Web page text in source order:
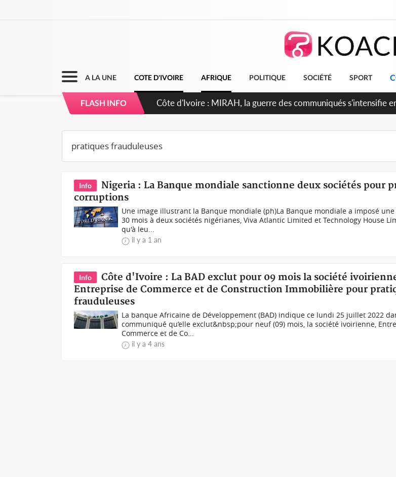
A LA UNE COTE D'IVOIRE AFRIQUE POLITIQUE SOCIÉTÉ SPORT
FLASH INFO
Côte d'Ivoire : MIRAH, la guerre des communiqués s'intensifie
Info
Nigeria : La Banque mondiale sanctionne deux sociétés pour
corruptions
Une image illustrant la Banque mondiale (ph)La Banque mondiale a imposé
30 mois à deux sociétés nigérianes, Viva Atlantic Limited et Technology House
qu'à leu...
il y a 1 an
Info
Côte d'Ivoire : La BAD exclut pour 09 mois la société
Entreprise de Commerce et de Construction Immobilière pour
frauduleuses
La banque Africaine de Développement (BAD) indique ce lundi 25 juillet 2022
communiqué qu’elle exclut&nbsp;pour neuf (09) mois, la société ivoirienne,
Commerce et de Co...
il y a 4 ans